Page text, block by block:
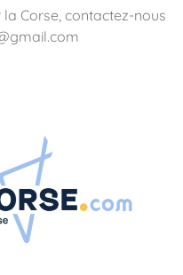
Corse, contactez-nous